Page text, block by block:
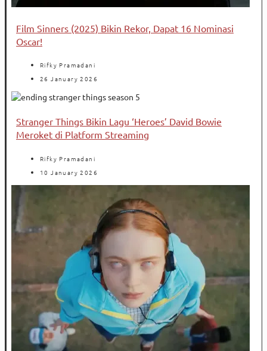
Film Sinners (2025) Bikin Rekor, Dapat 16 Nominasi
Oscar!
Rifky Pramadani
26 January 2026
Stranger Things Bikin Lagu ‘Heroes’ David Bowie
Meroket di Platform Streaming
Rifky Pramadani
10 January 2026